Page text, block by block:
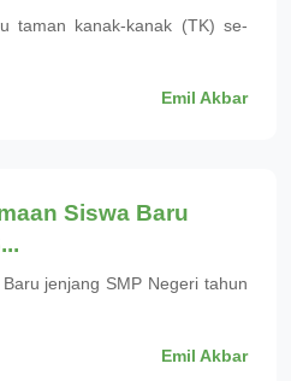
taman kanak-kanak (TK) se-
Emil Akbar
Siswa Baru
jenjang SMP Negeri tahun
Emil Akbar